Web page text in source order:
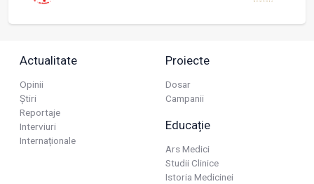
Actualitate
Opinii
Știri
Reportaje
Interviuri
Internaționale
Proiecte
Dosar
Campanii
Educație
Ars Medici
Studii Clinice
Istoria Medicinei